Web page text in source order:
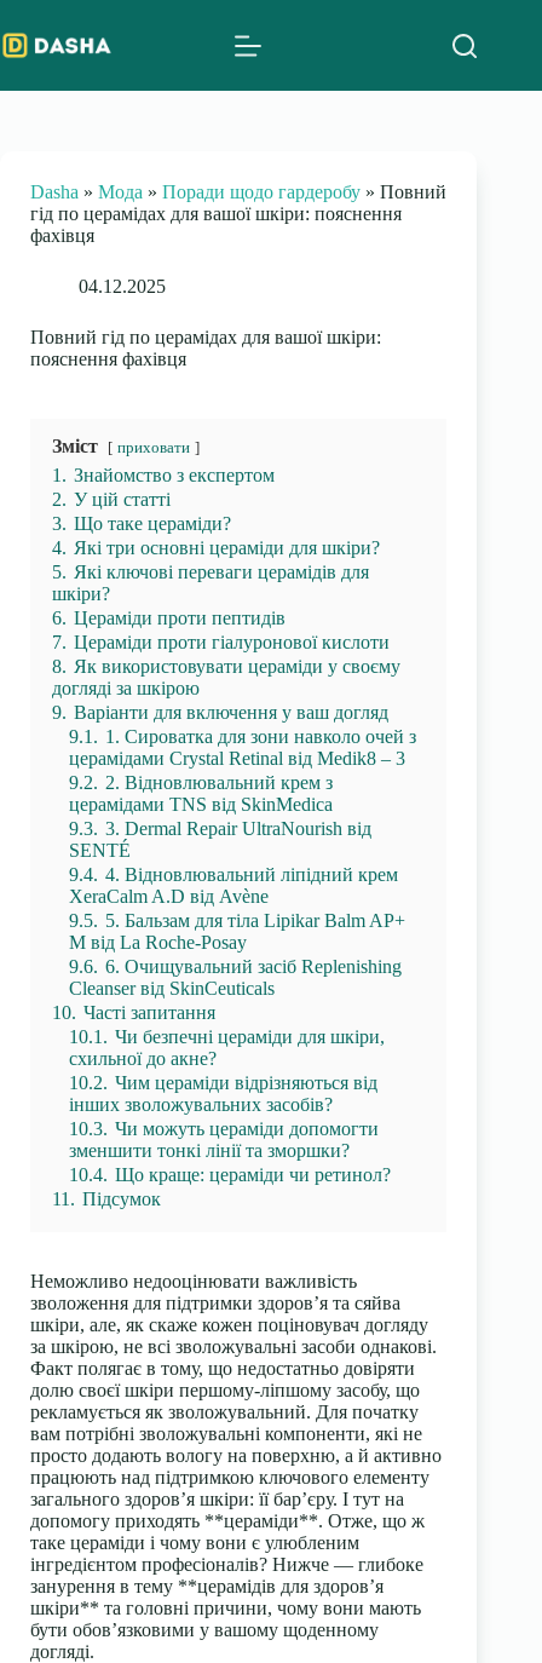
to
content
Dasha » Мода » Поради щодо гардеробу » Повний
гід по церамідах для вашої шкіри: пояснення
фахівця
04.12.2025
Повний гід по церамідах для вашої шкіри:
пояснення фахівця
Зміст приховати
1. Знайомство з експертом
2. У цій статті
3. Що таке цераміди?
4. Які три основні цераміди для шкіри?
5. Які ключові переваги церамідів для
шкіри?
6. Цераміди проти пептидів
7. Цераміди проти гіалуронової кислоти
8. Як використовувати цераміди у своєму
догляді за шкірою
9. Варіанти для включення у ваш догляд
9.1. 1. Сироватка для зони навколо очей з
церамідами Crystal Retinal від Medik8 – 3
9.2. 2. Відновлювальний крем з
церамідами TNS від SkinMedica
9.3. 3. Dermal Repair UltraNourish від
SENTÉ
9.4. 4. Відновлювальний ліпідний крем
XeraCalm A.D від Avène
9.5. 5. Бальзам для тіла Lipikar Balm AP+
M від La Roche-Posay
9.6. 6. Очищувальний засіб Replenishing
Cleanser від SkinCeuticals
10. Часті запитання
10.1. Чи безпечні цераміди для шкіри,
схильної до акне?
10.2. Чим цераміди відрізняються від
інших зволожувальних засобів?
10.3. Чи можуть цераміди допомогти
зменшити тонкі лінії та зморшки?
10.4. Що краще: цераміди чи ретинол?
11. Підсумок
Неможливо недооцінювати важливість
зволоження для підтримки здоров’я та сяйва
шкіри, але, як скаже кожен поціновувач догляду
за шкірою, не всі зволожувальні засоби однакові.
Факт полягає в тому, що недостатньо довіряти
долю своєї шкіри першому-ліпшому засобу, що
рекламується як зволожувальний. Для початку
вам потрібні зволожувальні компоненти, які не
просто додають вологу на поверхню, а й активно
працюють над підтримкою ключового елементу
загального здоров’я шкіри: її бар’єру. І тут на
допомогу приходять **цераміди**. Отже, що ж
таке цераміди і чому вони є улюбленим
інгредієнтом професіоналів? Нижче — глибоке
занурення в тему **церамідів для здоров’я
шкіри** та головні причини, чому вони мають
бути обов’язковими у вашому щоденному
догляді.